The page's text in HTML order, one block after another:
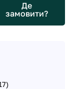
Де
замовити?